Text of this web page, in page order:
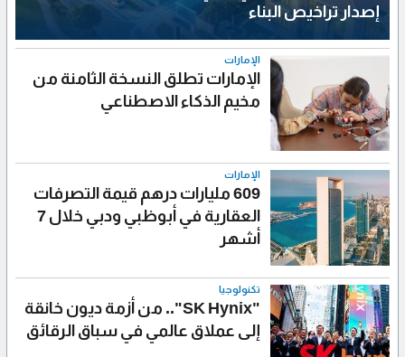
إصدار تراخيص البناء
الإمارات
الإمارات تطلق النسخة الثامنة من
مخيم الذكاء الاصطناعي
الإمارات
609 مليارات درهم قيمة التصرفات
العقارية في أبوظبي ودبي خلال 7
أشهر
تكنولوجيا
"SK Hynix".. من أزمة ديون خانقة
إلى عملاق عالمي في سباق الرقائق